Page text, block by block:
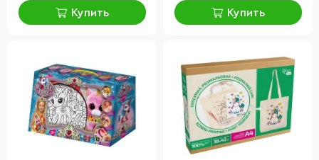
Купить Купить